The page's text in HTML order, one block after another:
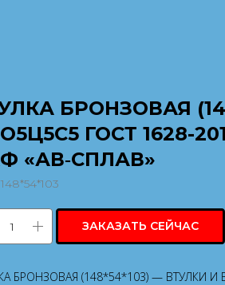
БРОНЗОВАЯ
ГОСТ 1628-
«АВ‑СПЛАВ»
148*54*103
ЗАКАЗАТЬ СЕЙЧАС
БРОНЗОВАЯ (148*54*103) — ВТУЛКИ